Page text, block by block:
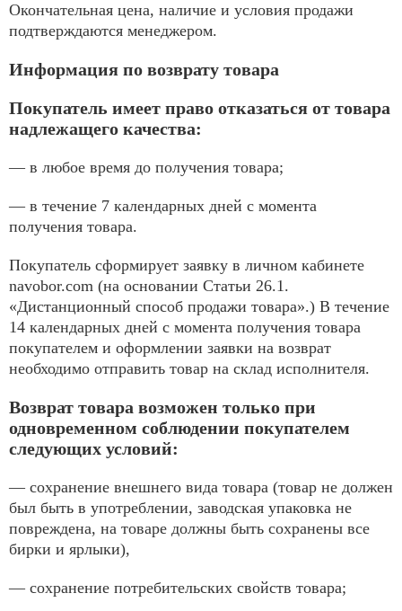
Окончательная цена, наличие и условия продажи
подтверждаются менеджером.
Информация по возврату товара
Покупатель имеет право отказаться от товара
надлежащего качества:
— в любое время до получения товара;
— в течение 7 календарных дней с момента
получения товара.
Покупатель сформирует заявку в личном кабинете
navobor.com (на основании Статьи 26.1.
«Дистанционный способ продажи товара».) В течение
14 календарных дней с момента получения товара
покупателем и оформлении заявки на возврат
необходимо отправить товар на склад исполнителя.
Возврат товара возможен только при
одновременном соблюдении покупателем
следующих условий:
— сохранение внешнего вида товара (товар не должен
был быть в употреблении, заводская упаковка не
повреждена, на товаре должны быть сохранены все
бирки и ярлыки),
— сохранение потребительских свойств товара;